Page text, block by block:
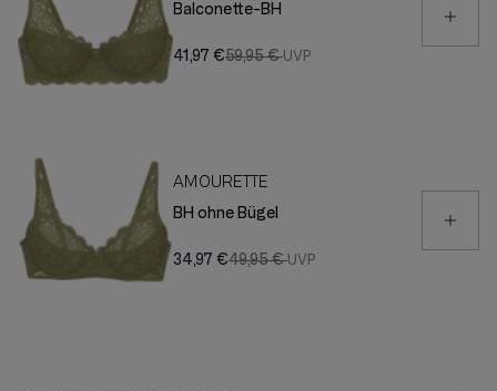
Balconette-BH
41,97 €59,95 €
AMOURETTE
BH ohne Bügel
34,97 €49,95 €